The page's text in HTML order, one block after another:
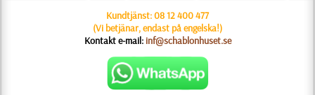
Kundtjänst:08 12 400 477
(Vi betjänar, endast på engelska!)
Kontakt e-mail: inf@schablonhuset.se